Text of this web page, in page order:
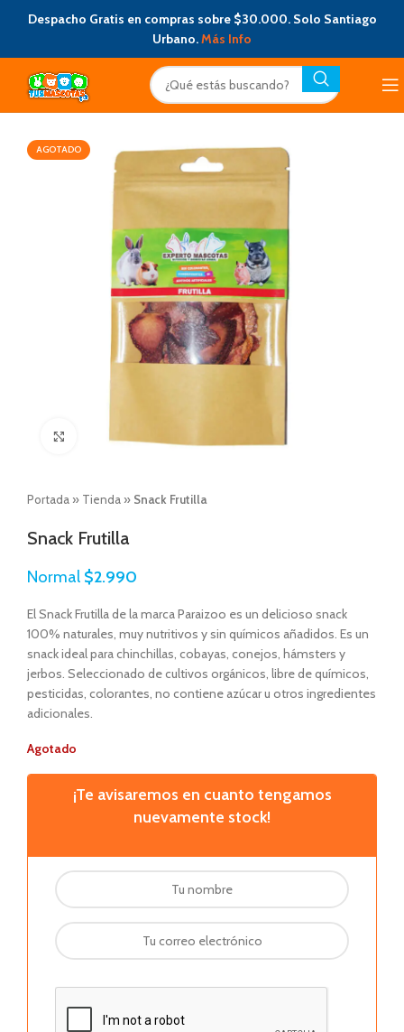
Despacho Gratis en compras sobre $30.000. Solo Santiago
Urbano.Más Info
AGOTADO
Portada » Tienda » Snack Frutilla
Snack Frutilla
Normal $2.990
El Snack Frutilla de la marca Paraizoo es un delicioso snack
100% naturales, muy nutritivos y sin químicos añadidos. Es un
snack ideal para chinchillas, cobayas, conejos, hámsters y
jerbos. Seleccionado de cultivos orgánicos, libre de químicos,
pesticidas, colorantes, no contiene azúcar u otros ingredientes
adicionales.
Agotado
¡Te avisaremos en cuanto tengamos
nuevamente stock!